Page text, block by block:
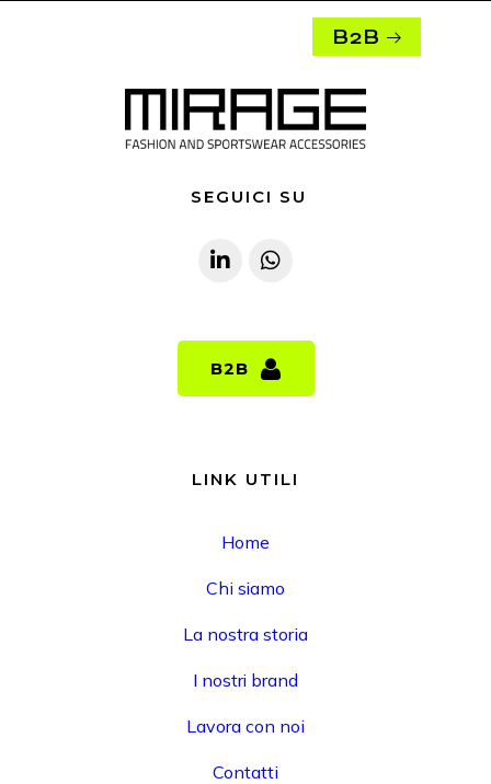
B2B
SEGUICI SU
B2B
B2B
LINK UTILI
Home
Chi siamo
La nostra storia
I nostri brand
Lavora con noi
Contatti